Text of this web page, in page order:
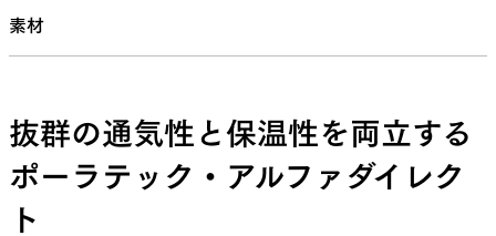
素材
抜群の通気性と保温性を両立する
ポーラテック・アルファダイレク
ト